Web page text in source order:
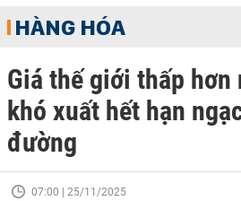
HÀNG HÓA
Giá thế giới thấp
khó xuất hết hạn
đường
07:00 | 25/11/2025